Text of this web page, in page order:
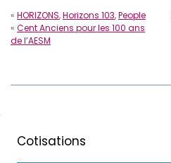
« HORIZONS,Horizons 103,People
« Cent Anciens pour les 100 ans
de l’AESM
Cotisations